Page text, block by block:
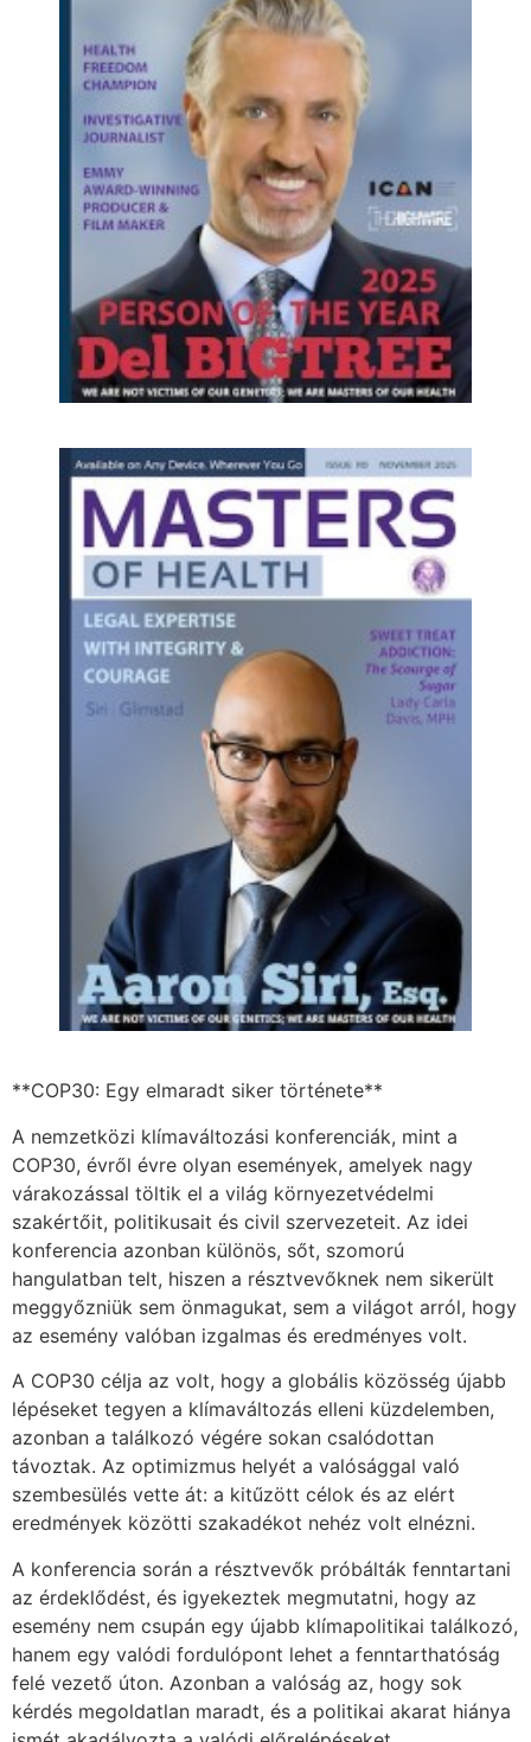
**COP30: Egy elmaradt siker története**
A nemzetközi klímaváltozási konferenciák, mint a
COP30, évről évre olyan események, amelyek nagy
várakozással töltik el a világ környezetvédelmi
szakértőit, politikusait és civil szervezeteit. Az idei
konferencia azonban különös, sőt, szomorú
hangulatban telt, hiszen a résztvevőknek nem sikerült
meggyőzniük sem önmagukat, sem a világot arról, hogy
az esemény valóban izgalmas és eredményes volt.
A COP30 célja az volt, hogy a globális közösség újabb
lépéseket tegyen a klímaváltozás elleni küzdelemben,
azonban a találkozó végére sokan csalódottan
távoztak. Az optimizmus helyét a valósággal való
szembesülés vette át: a kitűzött célok és az elért
eredmények közötti szakadékot nehéz volt elnézni.
A konferencia során a résztvevők próbálták fenntartani
az érdeklődést, és igyekeztek megmutatni, hogy az
esemény nem csupán egy újabb klímapolitikai találkozó,
hanem egy valódi fordulópont lehet a fenntarthatóság
felé vezető úton. Azonban a valóság az, hogy sok
kérdés megoldatlan maradt, és a politikai akarat hiánya